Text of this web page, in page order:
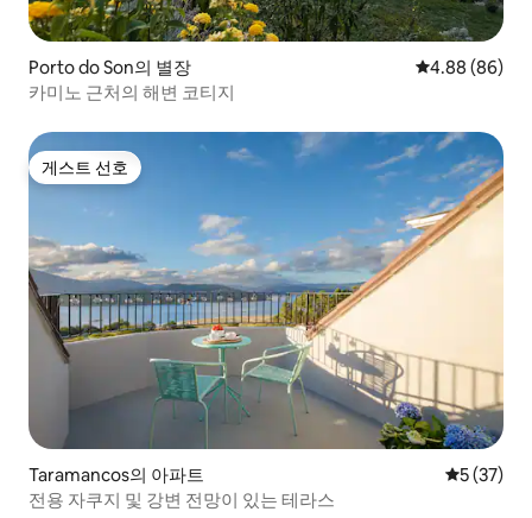
Porto do Son의 별장 평점 4.88점(5
4.88 (86)
카미노 근처의 해변 코티지
게스트 선호
게스트 선호
Taramancos의 아파트 평점 5점
5 (37)
전용 자쿠지 및 강변 전망이 있는 테라스